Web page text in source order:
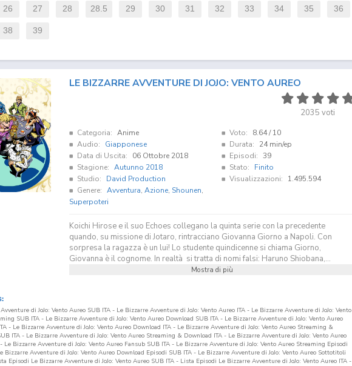
26 27 28 28.5 29 30 31 32 33 34 35 36
38 39
LE BIZZARRE AVVENTURE DI JOJO: VENTO AUREO
2035 voti
Categoria: Anime
Audio:
Giapponese
Data di Uscita:
06 Ottobre 2018
Stagione: Autunno 2018
Studio:
David Production
Genere: Avventura, Azione, Shounen,
Superpoteri
Voto: 8.64/ 10
Durata:
24 min/ep
Episodi: 39
Stato:
Finito
Visualizzazioni:
1.495.594
Koichi Hirose e il suo Echoes collegano la quinta serie con la precedente
quando, su missione di Jotaro, rintracciano Giovanna Giorno a Napoli. Con
sorpresa la ragazza è un lui! Lo studente quindicenne si chiama Giorno,
Giovanna è il cognome. In realtà si tratta di nomi falsi: Haruno Shiobana,...
Mostra di più
di JoJo: Vento Aureo SUB ITA - Le Bizzarre Avventure di JoJo: Vento Aureo ITA - Le Bizzarre Avventure di JoJo: Vento
SUB ITA - Le Bizzarre Avventure di JoJo: Vento Aureo Download SUB ITA - Le Bizzarre Avventure di JoJo: Vento Aureo
- Le Bizzarre Avventure di JoJo: Vento Aureo Download ITA - Le Bizzarre Avventure di JoJo: Vento Aureo Streaming &
ITA - Le Bizzarre Avventure di JoJo: Vento Aureo Streaming & Download ITA - Le Bizzarre Avventure di JoJo: Vento Aureo
Le Bizzarre Avventure di JoJo: Vento Aureo Fansub SUB ITA - Le Bizzarre Avventure di JoJo: Vento Aureo Streaming Episodi
Bizzarre Avventure di JoJo: Vento Aureo Download Episodi SUB ITA - Le Bizzarre Avventure di JoJo: Vento Aureo Sottotitoli
Episodi Le Bizzarre Avventure di JoJo: Vento Aureo SUB ITA - Lista Episodi Le Bizzarre Avventure di JoJo: Vento Aureo ITA -